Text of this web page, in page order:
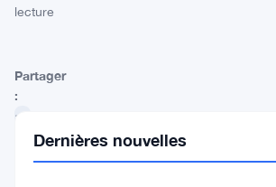
lecture
Partager
:
Dernières nouvelles